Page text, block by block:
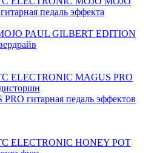
PAUL GILBERT EDITION
гитарная педаль эффектов